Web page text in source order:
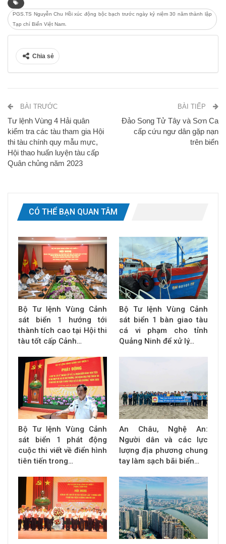
PGS.TS Nguyễn Chu Hồi xúc động bộc bạch trước ngày kỷ niệm 30 năm thành lập
Tạp chí Biển Việt Nam.
Chia sẻ
BÀI TRƯỚC
Tư lệnh Vùng 4 Hải quân
kiểm tra các tàu tham gia Hội
thi tàu chính quy mẫu mực,
Hội thao huấn luyện tàu cấp
Quân chủng năm 2023
BÀI TIẾP
Đảo Song Tử Tây và Sơn Ca
cấp cứu ngư dân gặp nạn
trên biển
CÓ THỂ BẠN QUAN TÂM
Bộ Tư lệnh Vùng Cảnh
sát biển 1 hướng tới
thành tích cao tại Hội thi
tàu tốt cấp Cảnh…
Bộ Tư lệnh Vùng Cảnh
sát biển 1 bàn giao tàu
cá vi phạm cho tỉnh
Quảng Ninh để xử lý…
Bộ Tư lệnh Vùng Cảnh
sát biển 1 phát động
cuộc thi viết về điển hình
tiên tiến trong…
An Châu, Nghệ An:
Người dân và các lực
lượng địa phương chung
tay làm sạch bãi biển…